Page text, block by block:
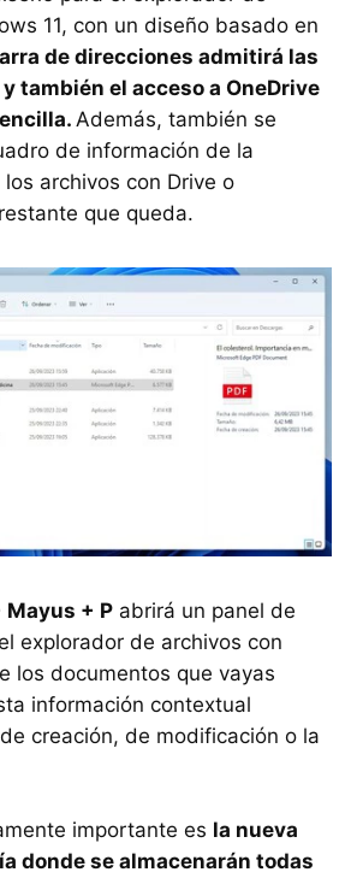
11, con un diseño basado en
de direcciones admitirá las
también el acceso a OneDrive
Además, también se
de información de la
archivos con Drive o
que queda.
+ P abrirá un panel de
explorador de archivos con
los documentos que vayas
información contextual
creación, de modificación o la
importante es la nueva
donde se almacenarán todas